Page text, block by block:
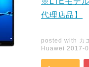
代理店品】
posted with カ
Huawei 2017-